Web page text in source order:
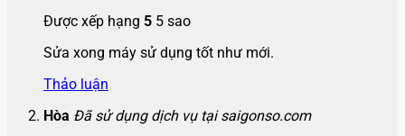
Được xếp hạng 5 5 sao
Sửa xong máy sử dụng tốt như mới.
Thảo luận
Hòa Đã sử dụng dịch vụ tại saigonso.com